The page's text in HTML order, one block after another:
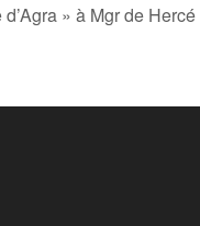
» à Mgr de Hercé